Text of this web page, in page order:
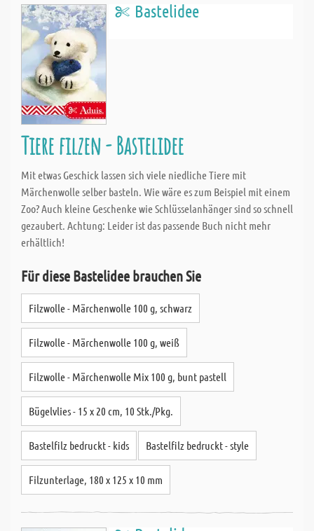
Bastelidee
Tiere filzen - Bastelidee
Mit etwas Geschick lassen sich viele niedliche Tiere mit
Märchenwolle selber basteln. Wie wäre es zum Beispiel mit einem
Zoo? Auch kleine Geschenke wie Schlüsselanhänger sind so schnell
gezaubert. Achtung: Leider ist das passende Buch nicht mehr
erhältlich!
Für diese Bastelidee brauchen Sie
Filzwolle - Märchenwolle 100 g, schwarz
Filzwolle - Märchenwolle 100 g, weiß
Filzwolle - Märchenwolle Mix 100 g, bunt pastell
Bügelvlies - 15 x 20 cm, 10 Stk./Pkg.
Bastelfilz bedruckt - kids Bastelfilz bedruckt - style
Filzunterlage, 180 x 125 x 10 mm